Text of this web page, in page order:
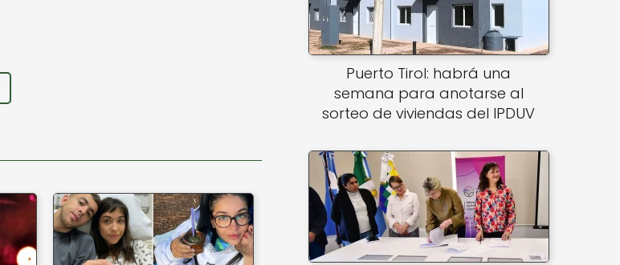
Puerto Tirol: habrá una
semana para anotarse al
sorteo de viviendas del IPDUV